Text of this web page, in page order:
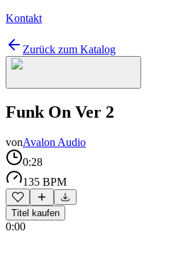
Kontakt
Zurück zum Katalog
Funk On Ver 2
vonAvalon Audio
0:28
135 BPM
Titel kaufen
0:00